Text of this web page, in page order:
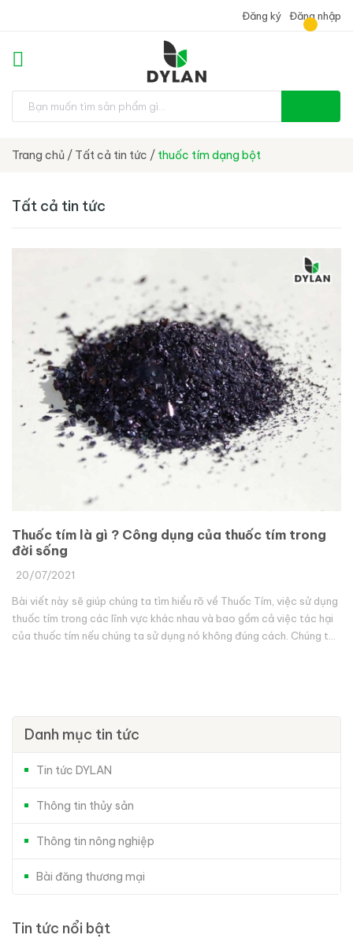
Đăng ký Đăng nhập
Trang chủ / Tất cả tin tức / thuốc tím dạng bột
Tất cả tin tức
Thuốc tím là gì ? Công dụng của thuốc tím trong
đời sống
20/07/2021
Bài viết này sẽ giúp chúng ta tìm hiểu rõ về Thuốc Tím, việc sử dụng
thuốc tím trong các lĩnh vực khác nhau và bao gồm cả việc tác hại
của thuốc tím nếu chúng ta sử dụng nó không đúng cách. Chúng t...
Danh mục tin tức
Tin tức DYLAN
Thông tin thủy sản
Thông tin nông nghiệp
Bài đăng thương mại
Tin tức nổi bật